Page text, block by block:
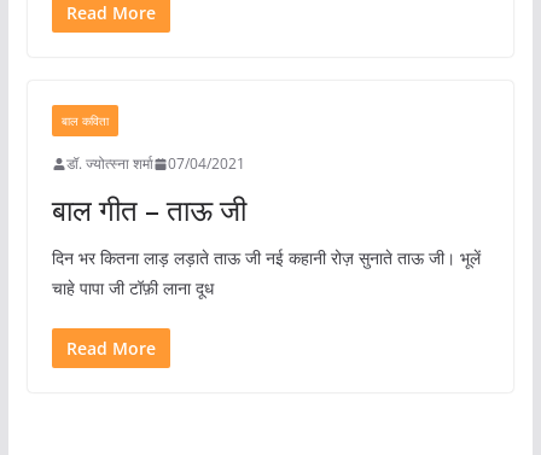
Read More
बाल कविता
डॉ. ज्योत्स्ना शर्मा 07/04/2021
बाल गीत – ताऊ जी
दिन भर कितना लाड़ लड़ाते ताऊ जी नई कहानी रोज़ सुनाते ताऊ जी। भूलें
चाहे पापा जी टॉफ़ी लाना दूध
Read More